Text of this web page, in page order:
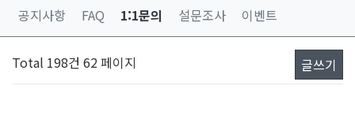
공지사항 FAQ 1:1문의 설문조사 이벤트
Total 198건 62 페이지 글쓰기